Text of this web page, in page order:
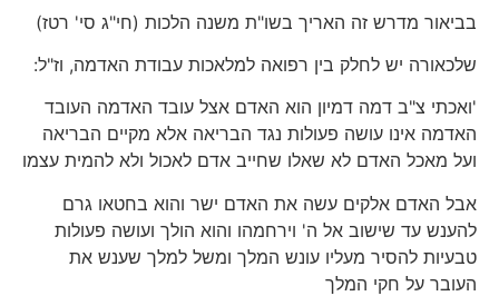
בביאור מדרש זה האריך בשו"ת משנה הלכות (חי"ג סי' רטז)
שלכאורה יש לחלק בין רפואה למלאכות עבודת האדמה, וז"ל:
'ואכתי צ"ב דמה דמיון הוא האדם אצל עובד האדמה העובד
האדמה אינו עושה פעולות נגד הבריאה אלא מקיים הבריאה
ועל מאכל האדם לא שאלו שחייב אדם לאכול ולא להמית עצמו
אבל האדם אלקים עשה את האדם ישר והוא בחטאו גרם
להענש עד שישוב אל ה' וירחמהו והוא הולך ועושה פעולות
טבעיות להסיר מעליו עונש המלך ומשל למלך שענש את
העובר על חקי המלך